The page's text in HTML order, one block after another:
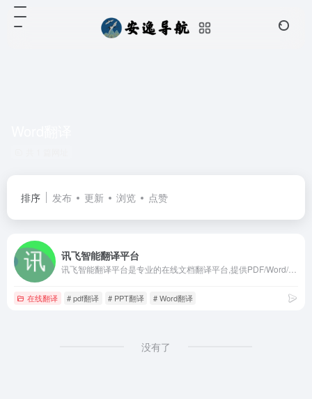
排序 发布 更新 浏览 点赞
讯飞智能翻译平台
讯飞智能翻译平台是专业的在线文档翻译平台,提供PDF/Word/Excel/PPT文件翻译、图片识别翻译、在线翻译等服务,支持22种文档格式以及60多种语种和中文互译,译文结果高度还原原文样式排版。涵盖期刊论文、法律、金融、计算机、能源、体育、医疗等多个领域翻译，翻译更精准。
在线翻译 # pdf翻译 # PPT翻译 # Word翻译
没有了